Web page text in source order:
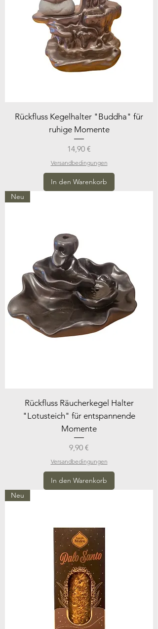
Rückfluss Kegelhalter "Buddha" für
ruhige Momente
Preis
14,90 €
Versandbedingungen
In den Warenkorb
Neu
Rückfluss Räucherkegel Halter
"Lotusteich" für entspannende
Momente
Preis
9,90 €
Versandbedingungen
In den Warenkorb
Neu